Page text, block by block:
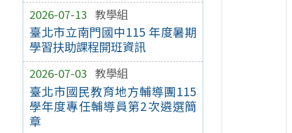
2026-07-13 教學組
臺北市立南門國中115 年度暑期
學習扶助課程開班資訊
2026-07-03 教學組
臺北市國民教育地方輔導團115
學年度專任輔導員第2次遴選簡
章